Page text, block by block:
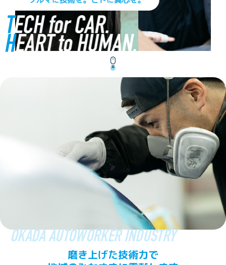
OKADA AUTOWORKER INDUSTRY
磨き上げた技術⼒で